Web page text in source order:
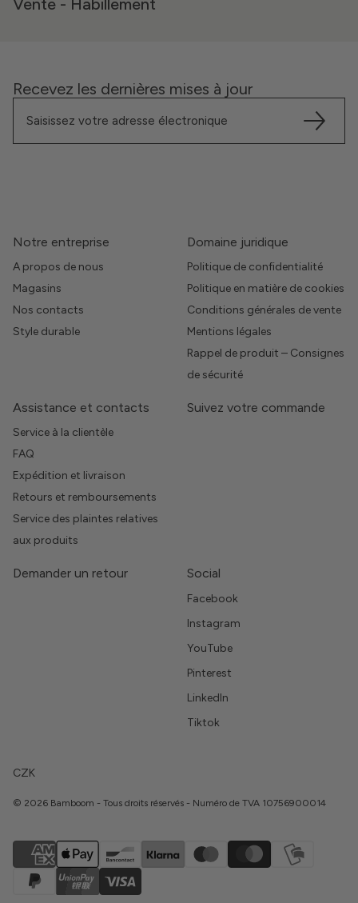
Vente - Habillement
Recevez les dernières mises à jour
Notre entreprise
A propos de nous
Magasins
Nos contacts
Style durable
Domaine juridique
Politique de confidentialité
Politique en matière de cookies
Conditions générales de vente
Mentions légales
Rappel de produit – Consignes
de sécurité
Assistance et contacts
Service à la clientèle
FAQ
Expédition et livraison
Retours et remboursements
Service des plaintes relatives
aux produits
Suivez votre commande
Demander un retour Social
Facebook
Instagram
YouTube
Pinterest
LinkedIn
Tiktok
CZK
© 2026 Bamboom - Tous droits réservés - Numéro de TVA 10756900014